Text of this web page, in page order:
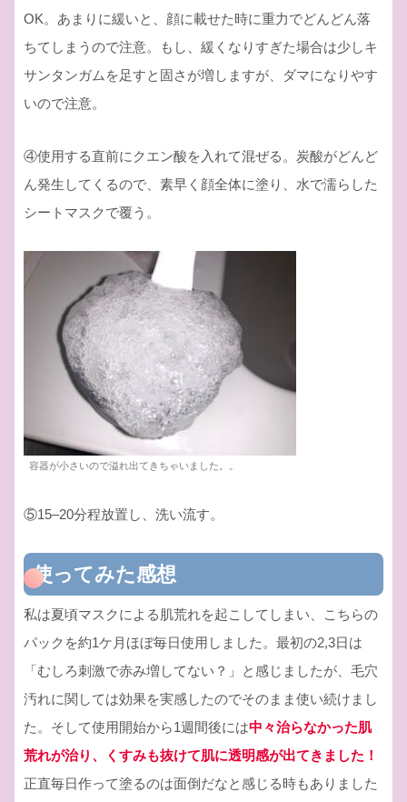
OK。あまりに緩いと、顔に載せた時に重力でどんどん落
ちてしまうので注意。もし、緩くなりすぎた場合は少しキ
サンタンガムを足すと固さが増しますが、ダマになりやす
いので注意。
④使用する直前にクエン酸を入れて混ぜる。炭酸がどんど
ん発生してくるので、素早く顔全体に塗り、水で濡らした
シートマスクで覆う。
容器が小さいので溢れ出てきちゃいました。。
⑤15–20分程放置し、洗い流す。
使ってみた感想
私は夏頃マスクによる肌荒れを起こしてしまい、こちらの
パックを約1ケ月ほぼ毎日使用しました。最初の2,3日は
「むしろ刺激で赤み増してない？」と感じましたが、毛穴
汚れに関しては効果を実感したのでそのまま使い続けまし
た。そして使用開始から1週間後には中々治らなかった肌
荒れが治り、くすみも抜けて肌に透明感が出てきました！
正直毎日作って塗るのは面倒だなと感じる時もありました